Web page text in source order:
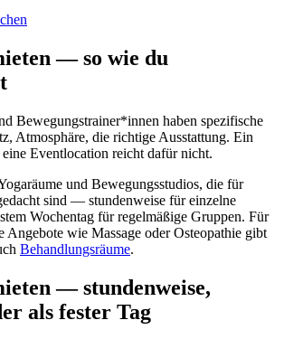
— so wie du
Bewegungstrainer*innen haben spezifische
Atmosphäre, die richtige Ausstattung. Ein
Eventlocation reicht dafür nicht.
und Bewegungsstudios, die für
sind — stundenweise für einzelne
Wochentag für regelmäßige Gruppen. Für
Angebote wie Massage oder Osteopathie gibt
Behandlungsräume.
— stundenweise,
als fester Tag